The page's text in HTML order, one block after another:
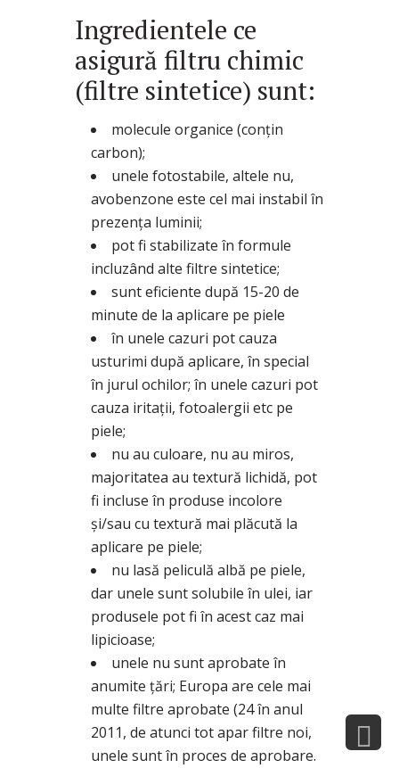
Ingredientele ce
asigură filtru chimic
(filtre sintetice) sunt:
molecule organice (conțin
carbon);
unele fotostabile, altele nu,
avobenzone este cel mai instabil în
prezența luminii;
pot fi stabilizate în formule
incluzând alte filtre sintetice;
sunt eficiente după 15-20 de
minute de la aplicare pe piele
în unele cazuri pot cauza
usturimi după aplicare, în special
în jurul ochilor; în unele cazuri pot
cauza iritații, fotoalergii etc pe
piele;
nu au culoare, nu au miros,
majoritatea au textură lichidă, pot
fi incluse în produse incolore
și/sau cu textură mai plăcută la
aplicare pe piele;
nu lasă peliculă albă pe piele,
dar unele sunt solubile în ulei, iar
produsele pot fi în acest caz mai
lipicioase;
unele nu sunt aprobate în
anumite ţări; Europa are cele mai
multe filtre aprobate (24 în anul
2011, de atunci tot apar filtre noi,
unele sunt în proces de aprobare.